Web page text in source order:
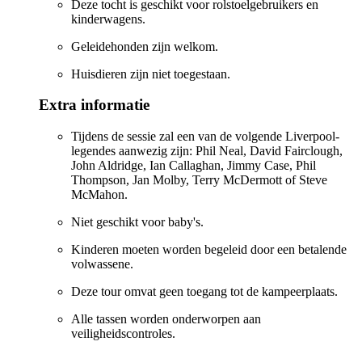
Deze tocht is geschikt voor rolstoelgebruikers en
kinderwagens.
Geleidehonden zijn welkom.
Huisdieren zijn niet toegestaan.
Extra informatie
Tijdens de sessie zal een van de volgende Liverpool-
legendes aanwezig zijn: Phil Neal, David Fairclough,
John Aldridge, Ian Callaghan, Jimmy Case, Phil
Thompson, Jan Molby, Terry McDermott of Steve
McMahon.
Niet geschikt voor baby's.
Kinderen moeten worden begeleid door een betalende
volwassene.
Deze tour omvat geen toegang tot de kampeerplaats.
Alle tassen worden onderworpen aan
veiligheidscontroles.